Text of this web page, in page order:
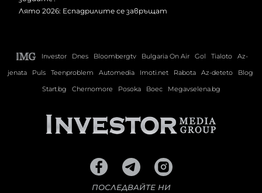
Лято 2026: Еспадрилите се завръщат
Investor Dnes Bloombergtv Bulgaria On Air Gol Tialoto
Az-
jenata
Puls Teenproblem Automedia Imoti.net Rabota Az-deteto
Blog
Start.bg
Chernomore Posoka Boec Megavselena.bg
ПОСЛЕДВАЙТЕ НИ